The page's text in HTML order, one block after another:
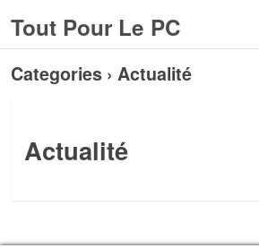
Tout Pour Le PC
Categories › Actualité
Actualité